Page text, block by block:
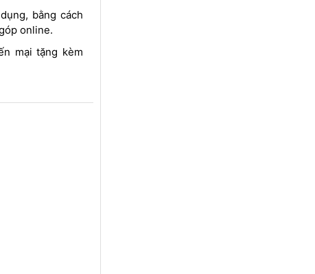
bằng cách
online.
mại tặng kèm